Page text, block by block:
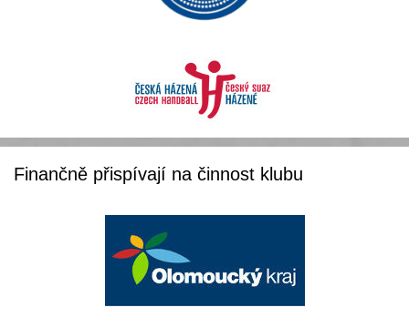
Finančně přispívají na činnost klubu